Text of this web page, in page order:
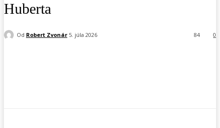
Huberta
Od Robert Zvonár 5. júla 2026 0
84